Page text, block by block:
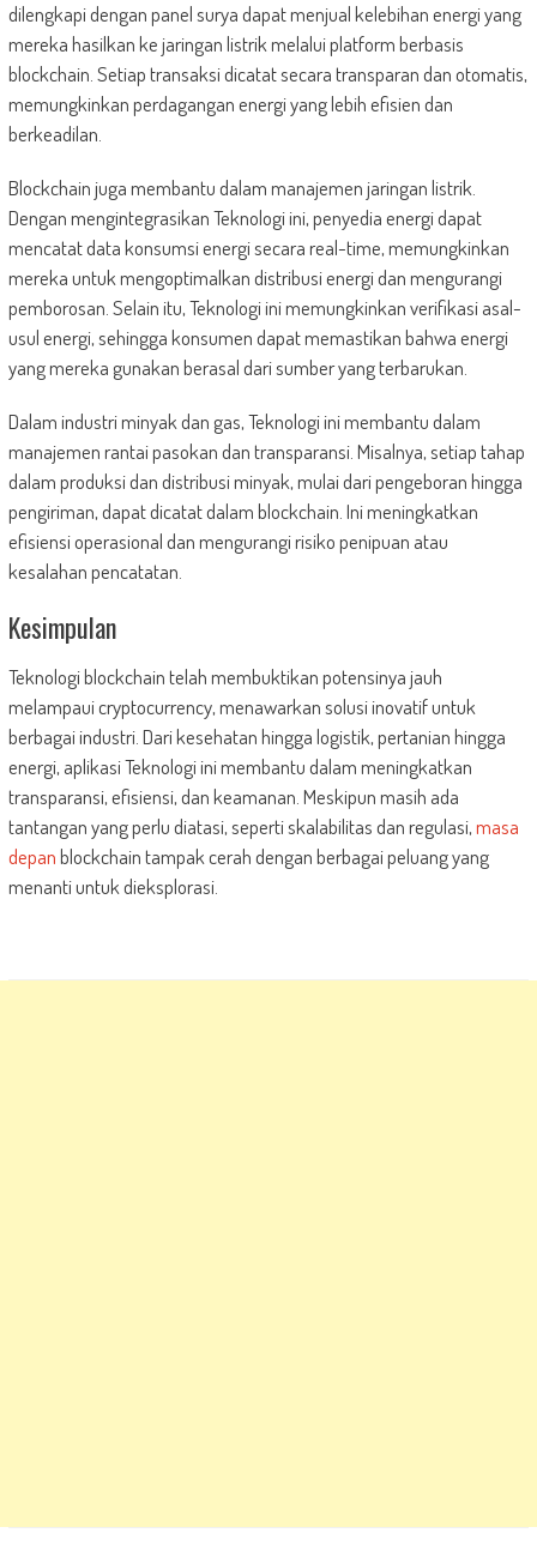
dilengkapi dengan panel surya dapat menjual kelebihan energi yang
mereka hasilkan ke jaringan listrik melalui platform berbasis
blockchain. Setiap transaksi dicatat secara transparan dan otomatis,
memungkinkan perdagangan energi yang lebih efisien dan
berkeadilan.
Blockchain juga membantu dalam manajemen jaringan listrik.
Dengan mengintegrasikan Teknologi ini, penyedia energi dapat
mencatat data konsumsi energi secara real-time, memungkinkan
mereka untuk mengoptimalkan distribusi energi dan mengurangi
pemborosan. Selain itu, Teknologi ini memungkinkan verifikasi asal-
usul energi, sehingga konsumen dapat memastikan bahwa energi
yang mereka gunakan berasal dari sumber yang terbarukan.
Dalam industri minyak dan gas, Teknologi ini membantu dalam
manajemen rantai pasokan dan transparansi. Misalnya, setiap tahap
dalam produksi dan distribusi minyak, mulai dari pengeboran hingga
pengiriman, dapat dicatat dalam blockchain. Ini meningkatkan
efisiensi operasional dan mengurangi risiko penipuan atau
kesalahan pencatatan.
Kesimpulan
Teknologi blockchain telah membuktikan potensinya jauh
melampaui cryptocurrency, menawarkan solusi inovatif untuk
berbagai industri. Dari kesehatan hingga logistik, pertanian hingga
energi, aplikasi Teknologi ini membantu dalam meningkatkan
transparansi, efisiensi, dan keamanan. Meskipun masih ada
tantangan yang perlu diatasi, seperti skalabilitas dan regulasi,masa
depanblockchain tampak cerah dengan berbagai peluang yang
menanti untuk dieksplorasi.